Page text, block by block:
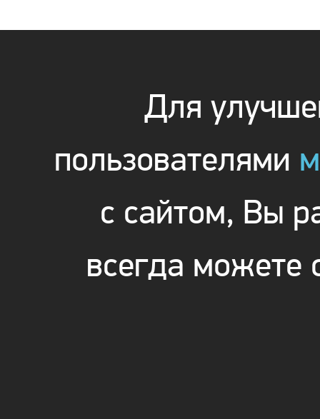
Для
пользователями
с сайтом, Вы
всегда можете